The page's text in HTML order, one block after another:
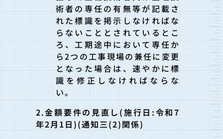
術者の専任の有無等が記載さ
れた標識を掲示しなければな
らないこととされているとこ
ろ、工期途中において専任か
ら2つの工事現場の兼任に変更
となった場合は、速やかに標
識を修正しなければならな
い。
2.金額要件の見直し(施行日:令和7
年2月1日)(通知三(2)関係)